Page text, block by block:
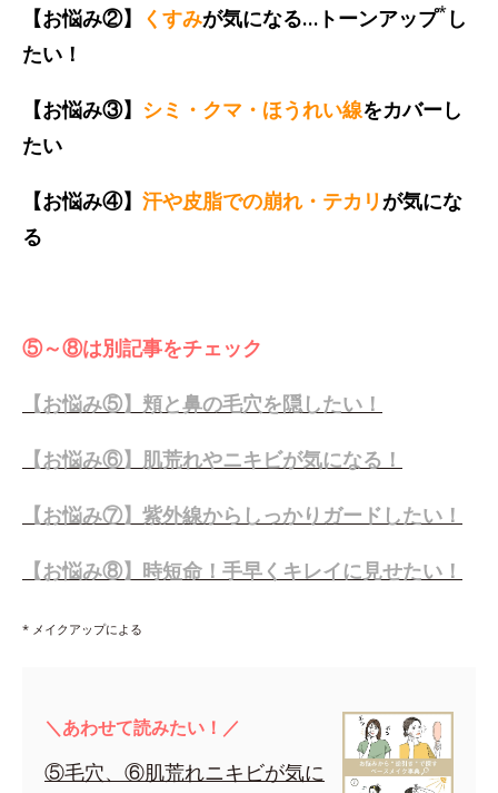
【お悩み②】 くすみが気になる…トーンアップ* し
たい！
【お悩み③】 シミ・クマ・ほうれい線をカバーし
たい
【お悩み④】 汗や皮脂での崩れ・テカリ が気にな
る
⑤～⑧は別記事をチェック
【お悩み⑤】頬と鼻の毛穴を隠したい！
【お悩み⑥】肌荒れやニキビが気になる！
【お悩み⑦】紫外線からしっかりガードしたい！
【お悩み⑧】時短命！手早くキレイに見せたい！
* メイクアップによる
＼あわせて読みたい！／
⑤毛穴、⑥肌荒れニキビが気に